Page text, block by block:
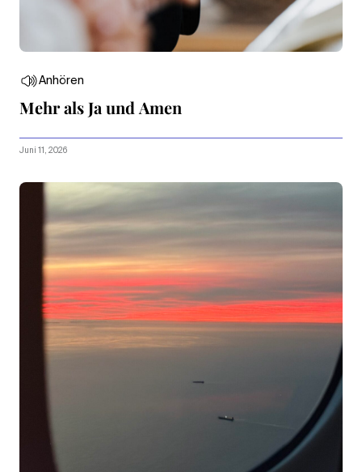
Anhören
Mehr als Ja und Amen
Juni 11, 2026